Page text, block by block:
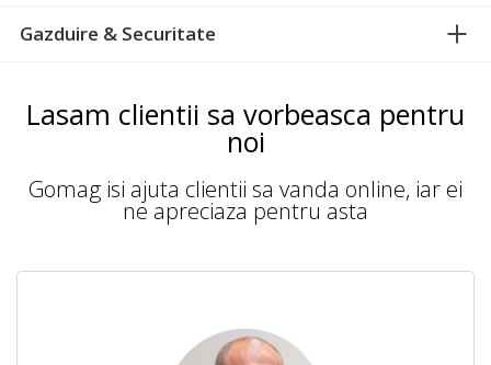
Gazduire & Securitate
Lasam clientii sa vorbeasca pentru
noi
Gomag isi ajuta clientii sa vanda online, iar ei
ne apreciaza pentru asta